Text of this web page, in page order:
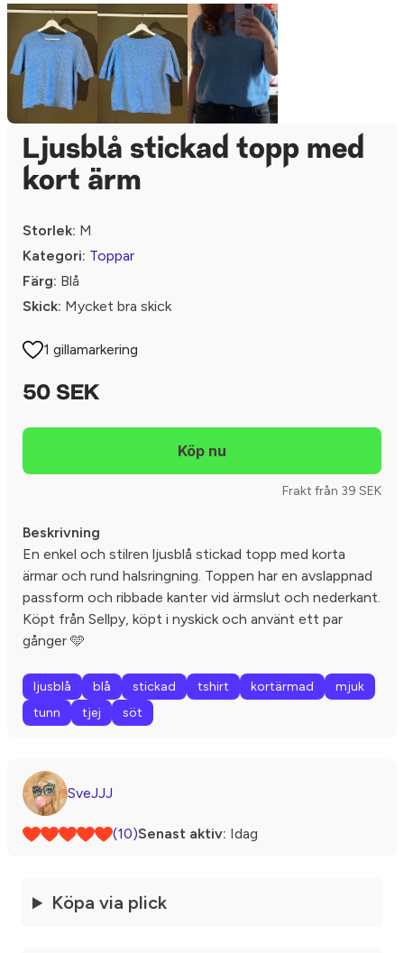
Ljusblå stickad topp med
kort ärm
Storlek: M
Kategori: Toppar
Färg: Blå
Skick: Mycket bra skick
1 gillamarkering
50 SEK
Frakt från 39 SEK
Beskrivning
En enkel och stilren ljusblå stickad topp med korta
ärmar och rund halsringning. Toppen har en avslappnad
passform och ribbade kanter vid ärmslut och nederkant.
Köpt från Sellpy, köpt i nyskick och använt ett par
gånger 🩵
ljusblå blå stickad tshirt kortärmad
mjuk
tunn
tjej söt
SveJJJ
(10)Senast aktiv: Idag
Köpa via plick